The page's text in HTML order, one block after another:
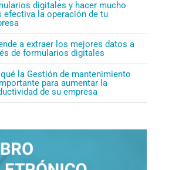
digitales y hacer mucho
efectiva la operación de tu
a extraer los mejores datos a
de formularios digitales
la Gestión de mantenimiento
para aumentar la
de su empresa